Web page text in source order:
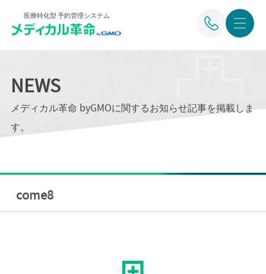
医療特化型 予約管理システム
NEWS
メディカル革命 byGMOに関するお知らせ記事を掲載しま
す。
come8